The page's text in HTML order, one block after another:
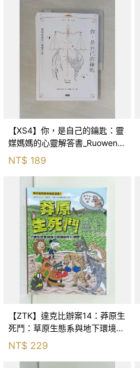
【XS4】你，是自己的鑰匙：靈
媒媽媽的心靈解答書_Ruowen
Huang
NT$ 189
【ZTK】達克比辦案14：莽原生
死鬥：草原生態系與地下環境的
生存適應_柯智元
NT$ 229